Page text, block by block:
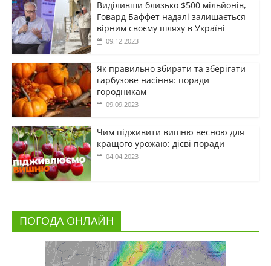
Виділивши близько $500 мільйонів,
Говард Баффет надалі залишається
вірним своєму шляху в Україні
09.12.2023
Як правильно збирати та зберігати
гарбузове насіння: поради
городникам
09.09.2023
Чим підживити вишню весною для
кращого урожаю: дієві поради
04.04.2023
ПОГОДА ОНЛАЙН